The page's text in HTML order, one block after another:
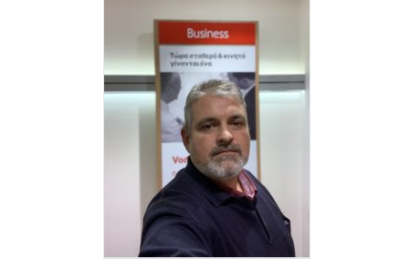
Δημήτρης Δημητριάδης
Business Advisor - VF303